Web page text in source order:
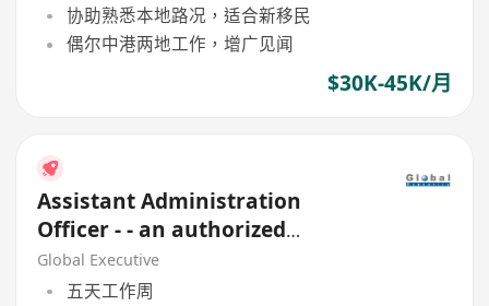
协助熟悉本地路况，适合新移民
偶尔中港两地工作，增广见闻
$30K-45K/月
Assistant Administration
Officer - - an authorized
Financial Institution
Global Executive
五天工作周